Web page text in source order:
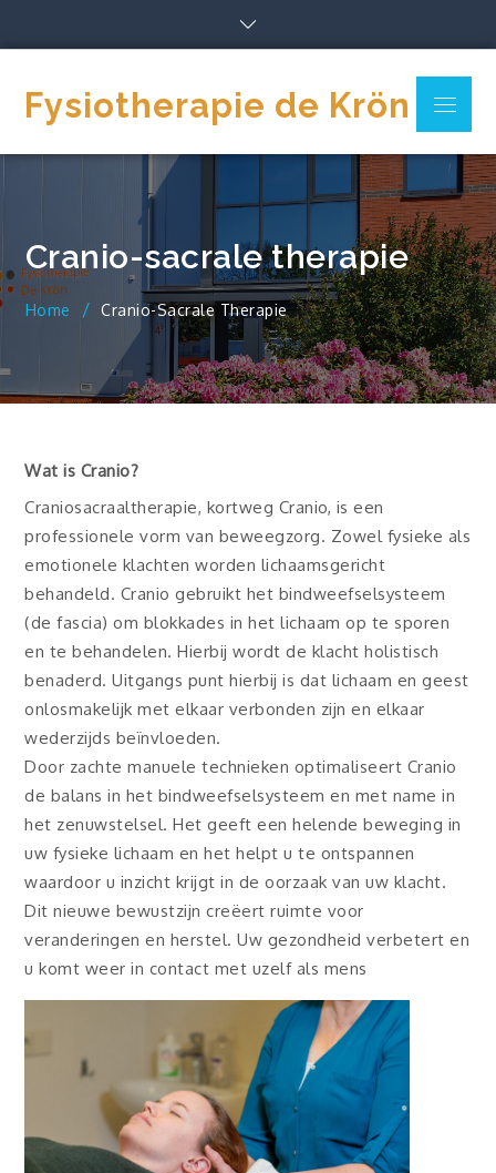
Fysiotherapie de Krön Menu
Cranio-sacrale therapie
Home Cranio-Sacrale Therapie
Wat is Cranio?
Craniosacraaltherapie, kortweg Cranio, is een
professionele vorm van beweegzorg. Zowel fysieke als
emotionele klachten worden lichaamsgericht
behandeld. Cranio gebruikt het bindweefselsysteem
(de fascia) om blokkades in het lichaam op te sporen
en te behandelen. Hierbij wordt de klacht holistisch
benaderd. Uitgangs punt hierbij is dat lichaam en geest
onlosmakelijk met elkaar verbonden zijn en elkaar
wederzijds beïnvloeden.
Door zachte manuele technieken optimaliseert Cranio
de balans in het bindweefselsysteem en met name in
het zenuwstelsel. Het geeft een helende beweging in
uw fysieke lichaam en het helpt u te ontspannen
waardoor u inzicht krijgt in de oorzaak van uw klacht.
Dit nieuwe bewustzijn creëert ruimte voor
veranderingen en herstel. Uw gezondheid verbetert en
u komt weer in contact met uzelf als mens